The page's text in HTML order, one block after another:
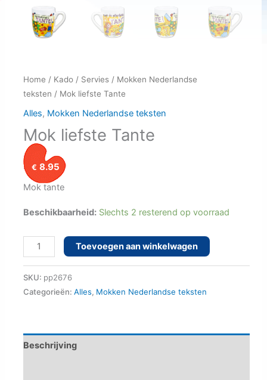
Home / Kado/ Servies/ Mokken Nederlandse
teksten / Mok liefste Tante
Alles, Mokken Nederlandse teksten
Mok liefste Tante
€ 8.95
Mok tante
Beschikbaarheid: Slechts 2 resterend op voorraad
Mok
liefste
Tante
aantal
Toevoegen aan winkelwagen
SKU: pp2676
Categorieën: Alles, Mokken Nederlandse teksten
Beschrijving